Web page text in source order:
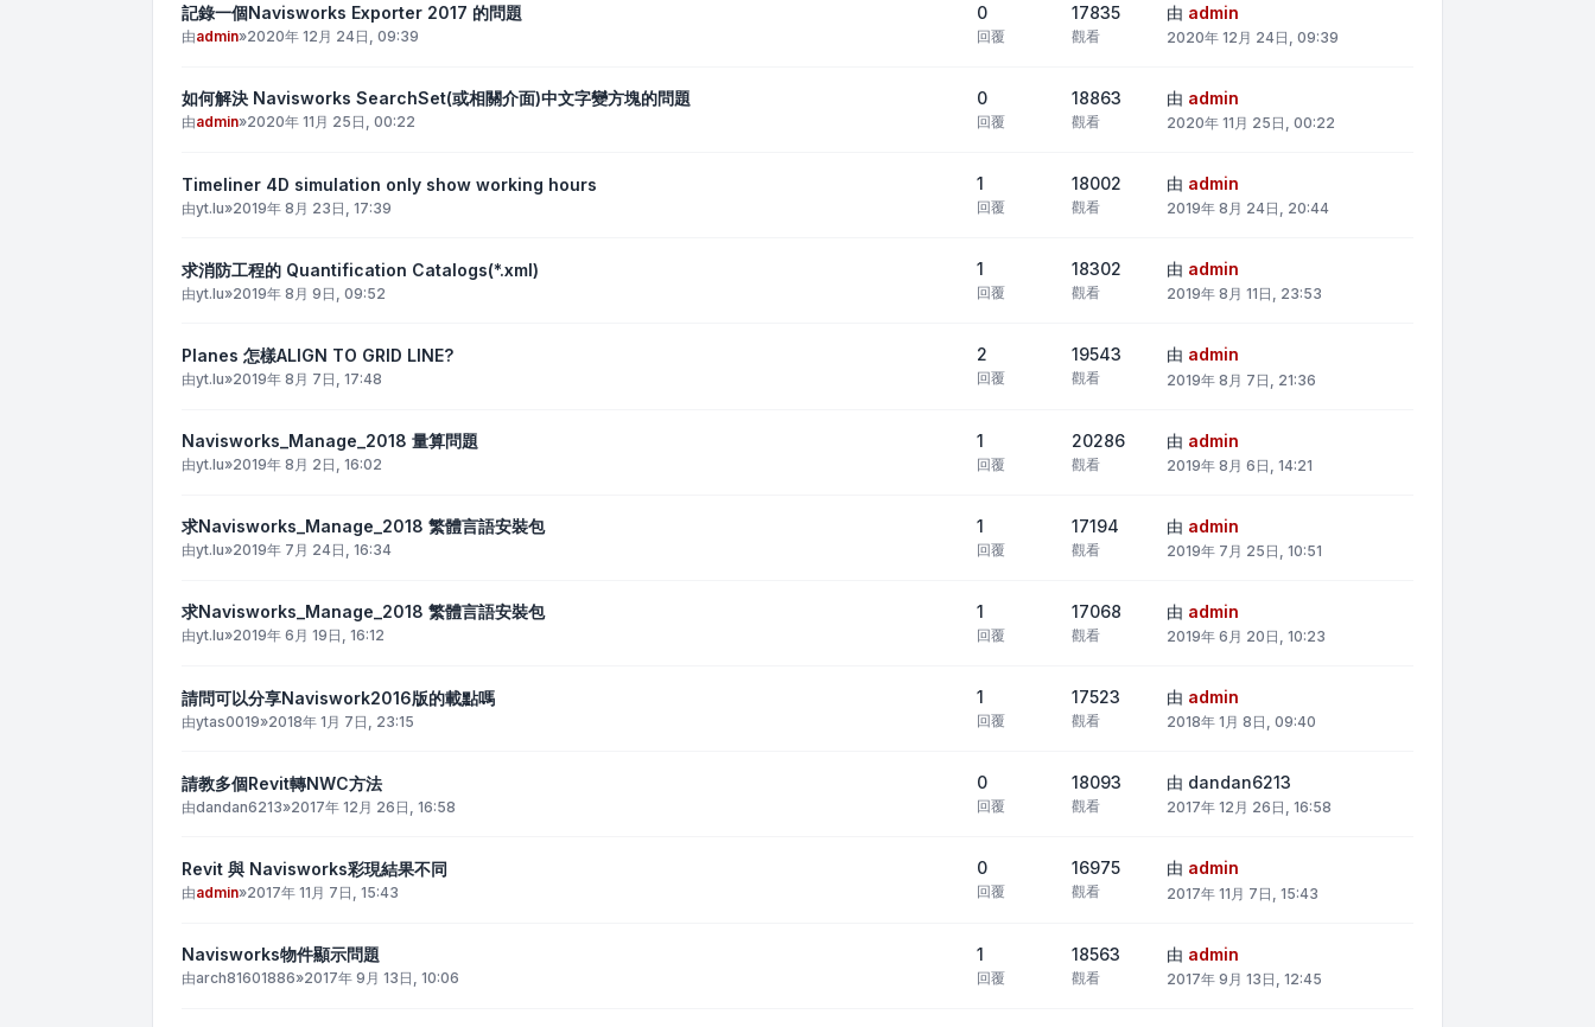
記錄一個Navisworks Exporter 2017 的問題
由admin»2020年 12月 24日, 09:39
0
回覆
17835
觀看
由 admin
2020年 12月 24日, 09:39
如何解決 Navisworks SearchSet(或相關介面)中文字變方塊的問題
由admin»2020年 11月 25日, 00:22
0
回覆
18863
觀看
由 admin
2020年 11月 25日, 00:22
Timeliner 4D simulation only show working hours
由yt.lu»2019年 8月 23日, 17:39
1
回覆
18002
觀看
由 admin
2019年 8月 24日, 20:44
求消防工程的 Quantification Catalogs(*.xml)
由yt.lu»2019年 8月 9日, 09:52
1
回覆
18302
觀看
由 admin
2019年 8月 11日, 23:53
Planes 怎樣ALIGN TO GRID LINE?
由yt.lu»2019年 8月 7日, 17:48
2
回覆
19543
觀看
由 admin
2019年 8月 7日, 21:36
Navisworks_Manage_2018 量算問題
由yt.lu»2019年 8月 2日, 16:02
1
回覆
20286
觀看
由 admin
2019年 8月 6日, 14:21
求Navisworks_Manage_2018 繁體言語安裝包
由yt.lu»2019年 7月 24日, 16:34
1
回覆
17194
觀看
由 admin
2019年 7月 25日, 10:51
求Navisworks_Manage_2018 繁體言語安裝包
由yt.lu»2019年 6月 19日, 16:12
1
回覆
17068
觀看
由 admin
2019年 6月 20日, 10:23
請問可以分享Naviswork2016版的載點嗎
由ytas0019»2018年 1月 7日, 23:15
1
回覆
17523
觀看
由 admin
2018年 1月 8日, 09:40
請教多個Revit轉NWC方法
由dandan6213»2017年 12月 26日, 16:58
0
回覆
18093
觀看
由 dandan6213
2017年 12月 26日, 16:58
Revit 與 Navisworks彩現結果不同
由admin»2017年 11月 7日, 15:43
0
回覆
16975
觀看
由 admin
2017年 11月 7日, 15:43
Navisworks物件顯示問題
由arch81601886»2017年 9月 13日, 10:06
1
回覆
18563
觀看
由 admin
2017年 9月 13日, 12:45